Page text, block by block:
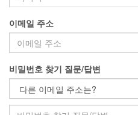
이메일 주소
비밀번호 찾기 질문/답변